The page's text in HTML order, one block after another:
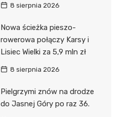
8 sierpnia 2026
Nowa ścieżka pieszo-
rowerowa połączy Karsy i
Lisiec Wielki za 5,9 mln zł
8 sierpnia 2026
Pielgrzymi znów na drodze
do Jasnej Góry po raz 36.